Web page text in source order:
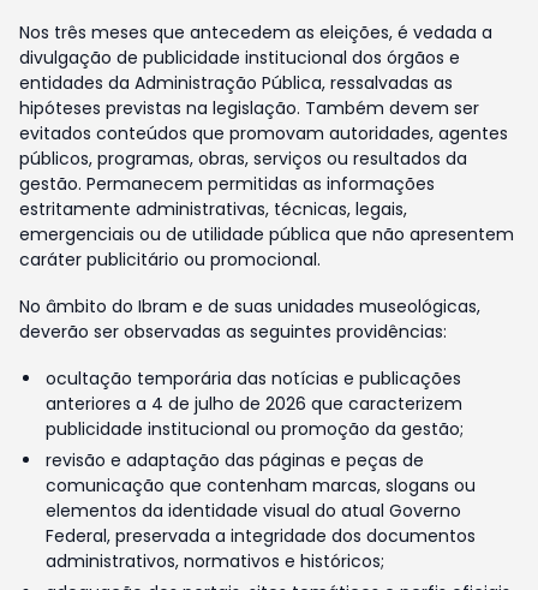
Nos três meses que antecedem as eleições, é vedada a
divulgação de publicidade institucional dos órgãos e
entidades da Administração Pública, ressalvadas as
hipóteses previstas na legislação. Também devem ser
evitados conteúdos que promovam autoridades, agentes
públicos, programas, obras, serviços ou resultados da
gestão. Permanecem permitidas as informações
estritamente administrativas, técnicas, legais,
emergenciais ou de utilidade pública que não apresentem
caráter publicitário ou promocional.
No âmbito do Ibram e de suas unidades museológicas,
deverão ser observadas as seguintes providências:
ocultação temporária das notícias e publicações
anteriores a 4 de julho de 2026 que caracterizem
publicidade institucional ou promoção da gestão;
revisão e adaptação das páginas e peças de
comunicação que contenham marcas, slogans ou
elementos da identidade visual do atual Governo
Federal, preservada a integridade dos documentos
administrativos, normativos e históricos;